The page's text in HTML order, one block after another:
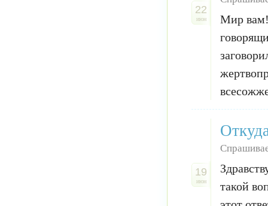
22
июн
Мир вам!
19
июн
такой